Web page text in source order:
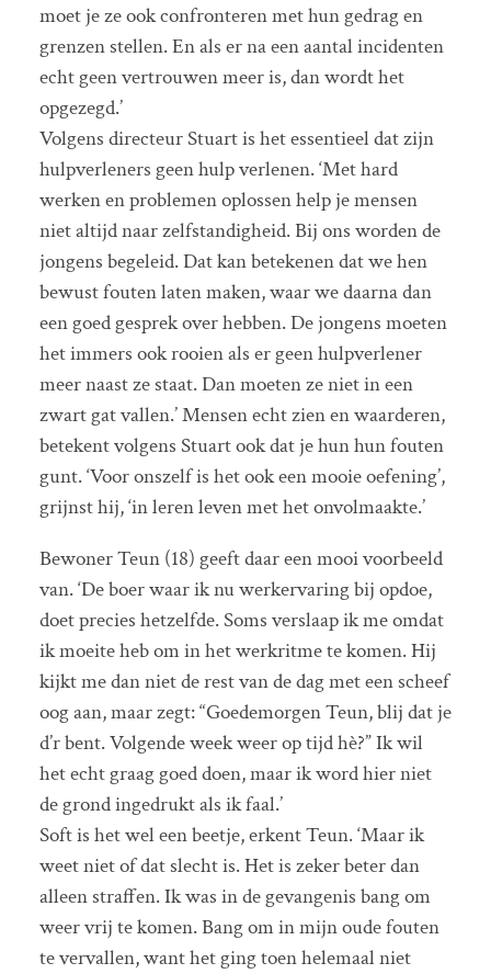
moet je ze ook confronteren met hun gedrag en
grenzen stellen. En als er na een aantal incidenten
echt geen vertrouwen meer is, dan wordt het
opgezegd.’
Volgens directeur Stuart is het essentieel dat zijn
hulpverleners geen hulp verlenen. ‘Met hard
werken en problemen oplossen help je mensen
niet altijd naar zelfstandigheid. Bij ons worden de
jongens begeleid. Dat kan betekenen dat we hen
bewust fouten laten maken, waar we daarna dan
een goed gesprek over hebben. De jongens moeten
het immers ook rooien als er geen hulpverlener
meer naast ze staat. Dan moeten ze niet in een
zwart gat vallen.’ Mensen echt zien en waarderen,
betekent volgens Stuart ook dat je hun hun fouten
gunt. ‘Voor onszelf is het ook een mooie oefening’,
grijnst hij, ‘in leren leven met het onvolmaakte.’
Bewoner Teun (18) geeft daar een mooi voorbeeld
van. ‘De boer waar ik nu werkervaring bij opdoe,
doet precies hetzelfde. Soms verslaap ik me omdat
ik moeite heb om in het werkritme te komen. Hij
kijkt me dan niet de rest van de dag met een scheef
oog aan, maar zegt: “Goedemorgen Teun, blij dat je
d’r bent. Volgende week weer op tijd hè?” Ik wil
het echt graag goed doen, maar ik word hier niet
de grond ingedrukt als ik faal.’
Soft is het wel een beetje, erkent Teun. ‘Maar ik
weet niet of dat slecht is. Het is zeker beter dan
alleen straffen. Ik was in de gevangenis bang om
weer vrij te komen. Bang om in mijn oude fouten
te vervallen, want het ging toen helemaal niet